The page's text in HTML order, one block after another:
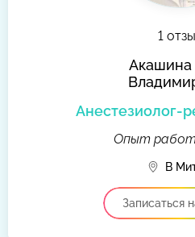
1
Акашина
Анестезиолог-
Опыт
В
Записаться